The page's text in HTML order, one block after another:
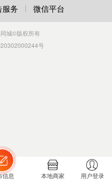
信息 本地商家 用户登录
服务 微信平台
城©版权所有
号